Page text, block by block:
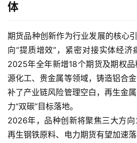
体
期货品种创新作为行业发展的核心
向“提质增效”，紧密对接实体经济
2025年全年新增18个期货及期权
源化工、贵金属等领域，铸造铝合
补了产业链风险管理空白，再生金
力“双碳”目标落地。
2026年，品种创新将聚焦三大方向
再生钢铁原料、电力期货有望加速